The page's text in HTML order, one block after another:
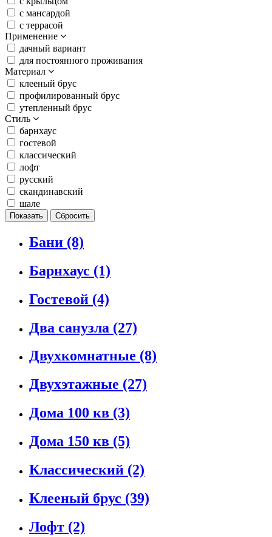
с мансардой
с террасой
Применение
дачный вариант
для постоянного проживания
Материал
клееный брус
профилированный брус
утепленный брус
Стиль
барнхаус
гостевой
классический
лофт
русский
скандинавский
шале
Бани (8)
Барнхаус (1)
Гостевой (4)
Два санузла (27)
Двухкомнатные (8)
Двухэтажные (27)
Дома 100 кв (3)
Дома 150 кв (5)
Классический (2)
Клееный брус (39)
Лофт (2)